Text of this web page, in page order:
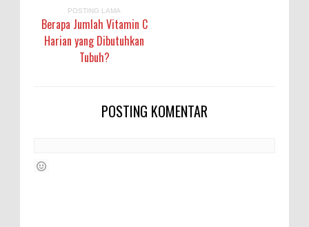
POSTING LAMA
Berapa Jumlah Vitamin C
Harian yang Dibutuhkan
Tubuh?
POSTING KOMENTAR